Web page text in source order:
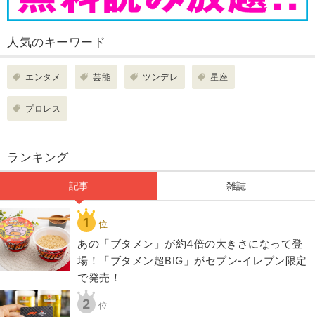
人気のキーワード
エンタメ 芸能 ツンデレ 星座
プロレス
ランキング
記事 雑誌
1 位
あの「ブタメン」が約4倍の大きさになって登
場！「ブタメン超BIG」がセブン‐イレブン限定
で発売！
2 位